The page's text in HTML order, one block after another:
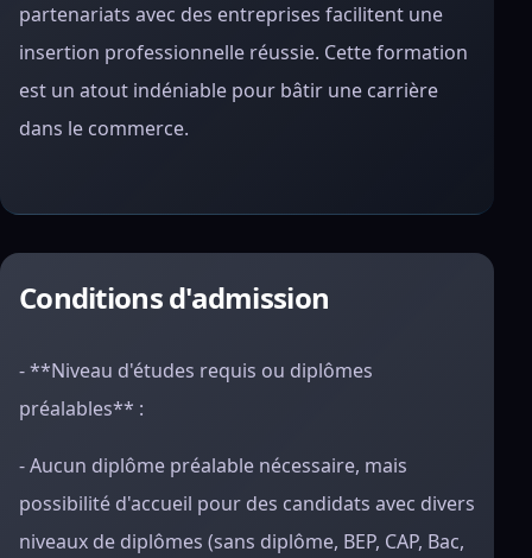
partenariats avec des entreprises facilitent une
insertion professionnelle réussie. Cette formation
est un atout indéniable pour bâtir une carrière
dans le commerce.
Conditions d'admission
- **Niveau d'études requis ou diplômes
préalables** :
- Aucun diplôme préalable nécessaire, mais
possibilité d'accueil pour des candidats avec divers
niveaux de diplômes (sans diplôme, BEP, CAP, Bac,